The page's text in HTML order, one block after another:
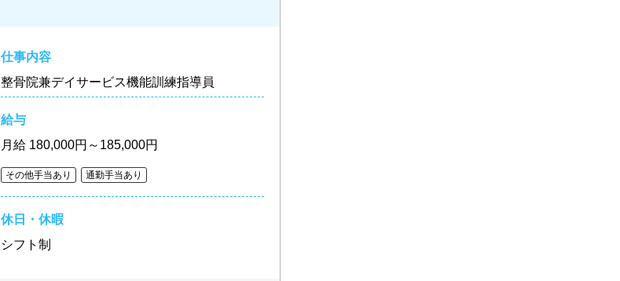
仕事内容
整骨院兼デイサービス機能訓練指導員
給与
月給 180,000円～185,000円
その他手当あり 通勤手当あり
休日・休暇
シフト制